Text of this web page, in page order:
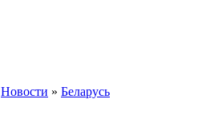
Новости » Беларусь